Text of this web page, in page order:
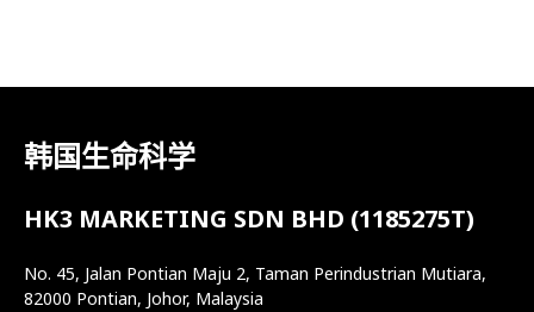
韩国生命科学
HK3 MARKETING SDN BHD (1185275T)
No. 45, Jalan Pontian Maju 2, Taman Perindustrian Mutiara,
82000 Pontian, Johor, Malaysia